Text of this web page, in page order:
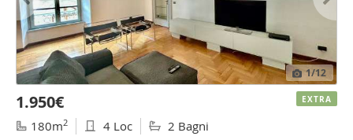
1/12
1.950€
180m2 4 Loc 2 Bagni
EXTRA